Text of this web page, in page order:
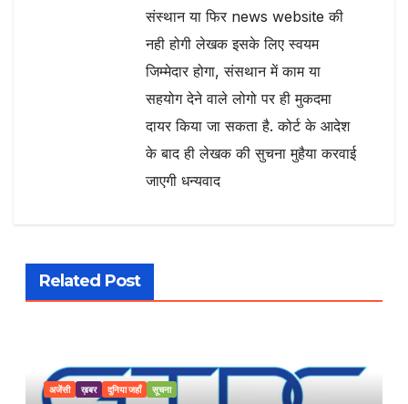
संस्थान या फिर news website की
नही होगी लेखक इसके लिए स्वयम
जिम्मेदार होगा, संसथान में काम या
सहयोग देने वाले लोगो पर ही मुकदमा
दायर किया जा सकता है. कोर्ट के आदेश
के बाद ही लेखक की सुचना मुहैया करवाई
जाएगी धन्यवाद
Related Post
अजेंसी ख़बर दुनिया जहाँ सूचना